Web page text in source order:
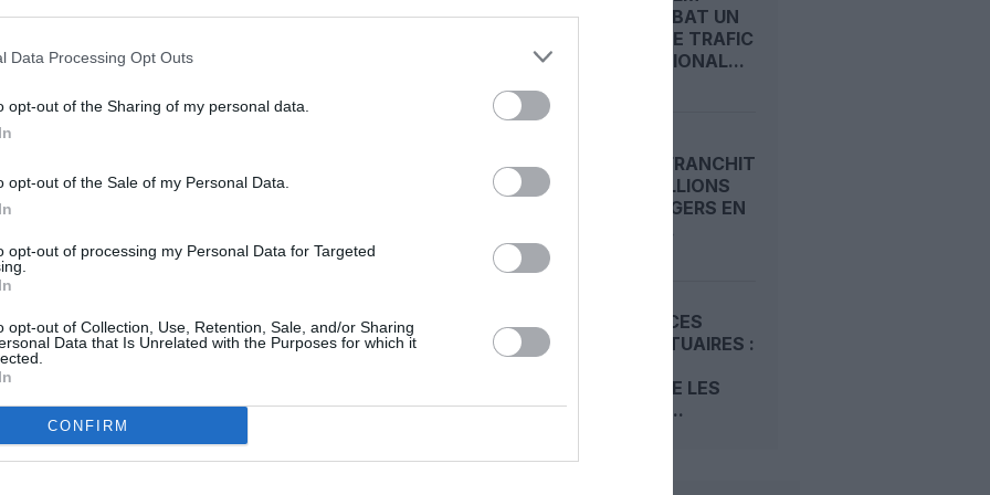
Data Processing Opt Outs
opt-out of the Sharing of my personal data.
opt-out of the Sale of my Personal Data.
opt-out of processing my Personal Data for Targeted
opt-out of Collection, Use, Retention, Sale, and/or Sharing
Data that Is Unrelated with the Purposes for which it
CONFIRM
commentaire !
UN COMMENTAIRE
ARLANDA BAT UN
RECORD DE TRAFIC
INTERNATIONAL...
RYANAIR FRANCHIT
LES 22 MILLIONS
DE PASSAGERS EN
REDEVANCES
AÉROPORTUAIRES :
CONTESTE LES
HAUSSES...